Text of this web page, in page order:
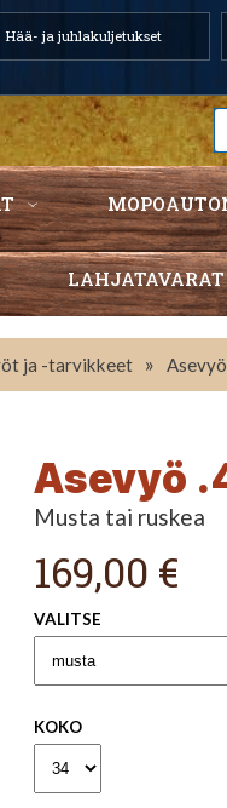
Hää- ja juhlakuljetukset
LAHJATAVARAT
ja -tarvikkeet »
Asevyö
Musta tai ruskea
169,00 €
VALITSE
KOKO